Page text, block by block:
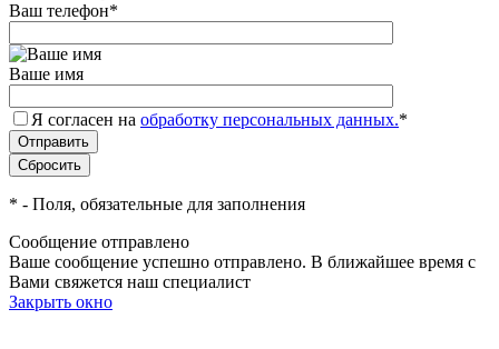
Ваш телефон*
Ваше имя
Я согласен на обработку персональных данных.*
* - Поля, обязательные для заполнения
Сообщение отправлено
Ваше сообщение успешно отправлено. В ближайшее время с
Вами свяжется наш специалист
Закрыть окно